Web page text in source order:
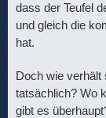
dass der Teufel
und gleich die
hat.
Doch wie verhält
tatsächlich? Wo
gibt es